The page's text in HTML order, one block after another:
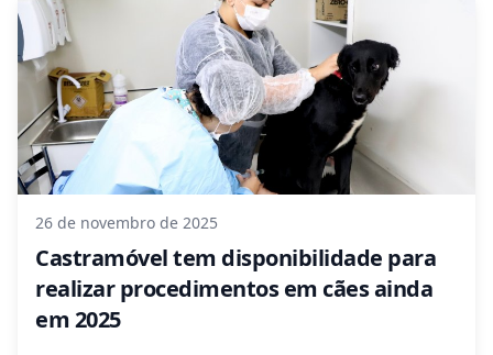
26 de novembro de 2025
Castramóvel tem disponibilidade para
realizar procedimentos em cães ainda
em 2025